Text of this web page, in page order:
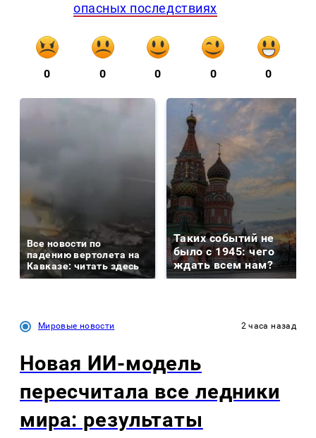
опасных последствиях
0 0 0 0 0
Все новости по
падению вертолета на
Кавказе: читать здесь
Таких событий не
было с 1945: чего
ждать всем нам?
Мировые новости 2 часа назад
Новая ИИ-модель
пересчитала все ледники
мира: результаты